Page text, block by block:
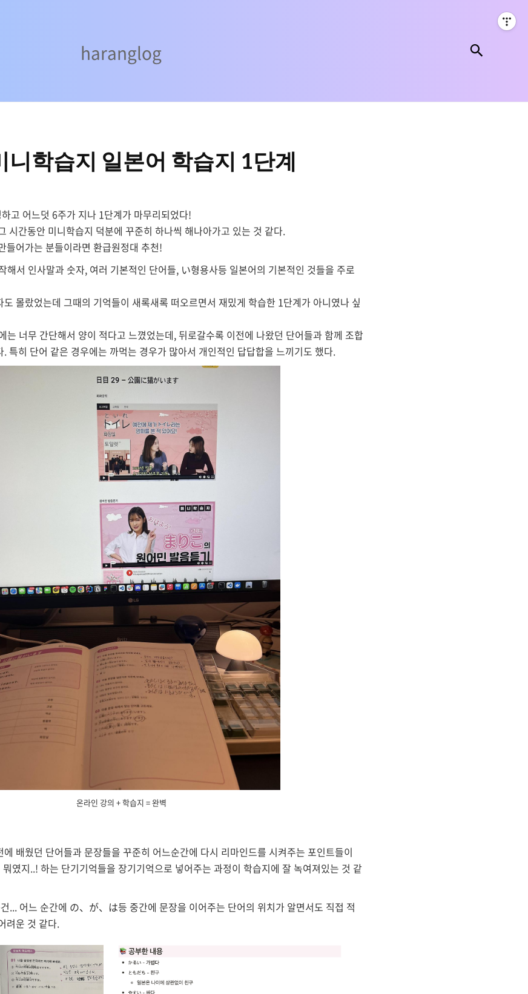
haranglog
니학습지 일본어 학습지 1단계
고 어느덧 6주가 지나 1단계가 마무리되었다!
시간동안 미니학습지 덕분에 꾸준히 하나씩 해나아가고 있는 것 같다.
들어가는 분들이라면 환급원정대 추천!
해서 인사말과 숫자, 여러 기본적인 단어들, い형용사등 일본어의 기본적인 것들을 주로
몰랐었는데 그때의 기억들이 새록새록 떠오르면서 재밌게 학습한 1단계가 아니였나 싶
는 너무 간단해서 양이 적다고 느꼈었는데, 뒤로갈수록 이전에 나왔던 단어들과 함께 조합
특히 단어 같은 경우에는 까먹는 경우가 많아서 개인적인 답답합을 느끼기도 했다.
온라인 강의 + 학습지 = 완벽
배웠던 단어들과 문장들을 꾸준히 어느순간에 다시 리마인드를 시켜주는 포인트들이
였지..! 하는 단기기억들을 장기기억으로 넣어주는 과정이 학습지에 잘 녹여져있는 것 같
... 어느 순간에 の、が、は등 중간에 문장을 이어주는 단어의 위치가 알면서도 직접 적
려운 것 같다.